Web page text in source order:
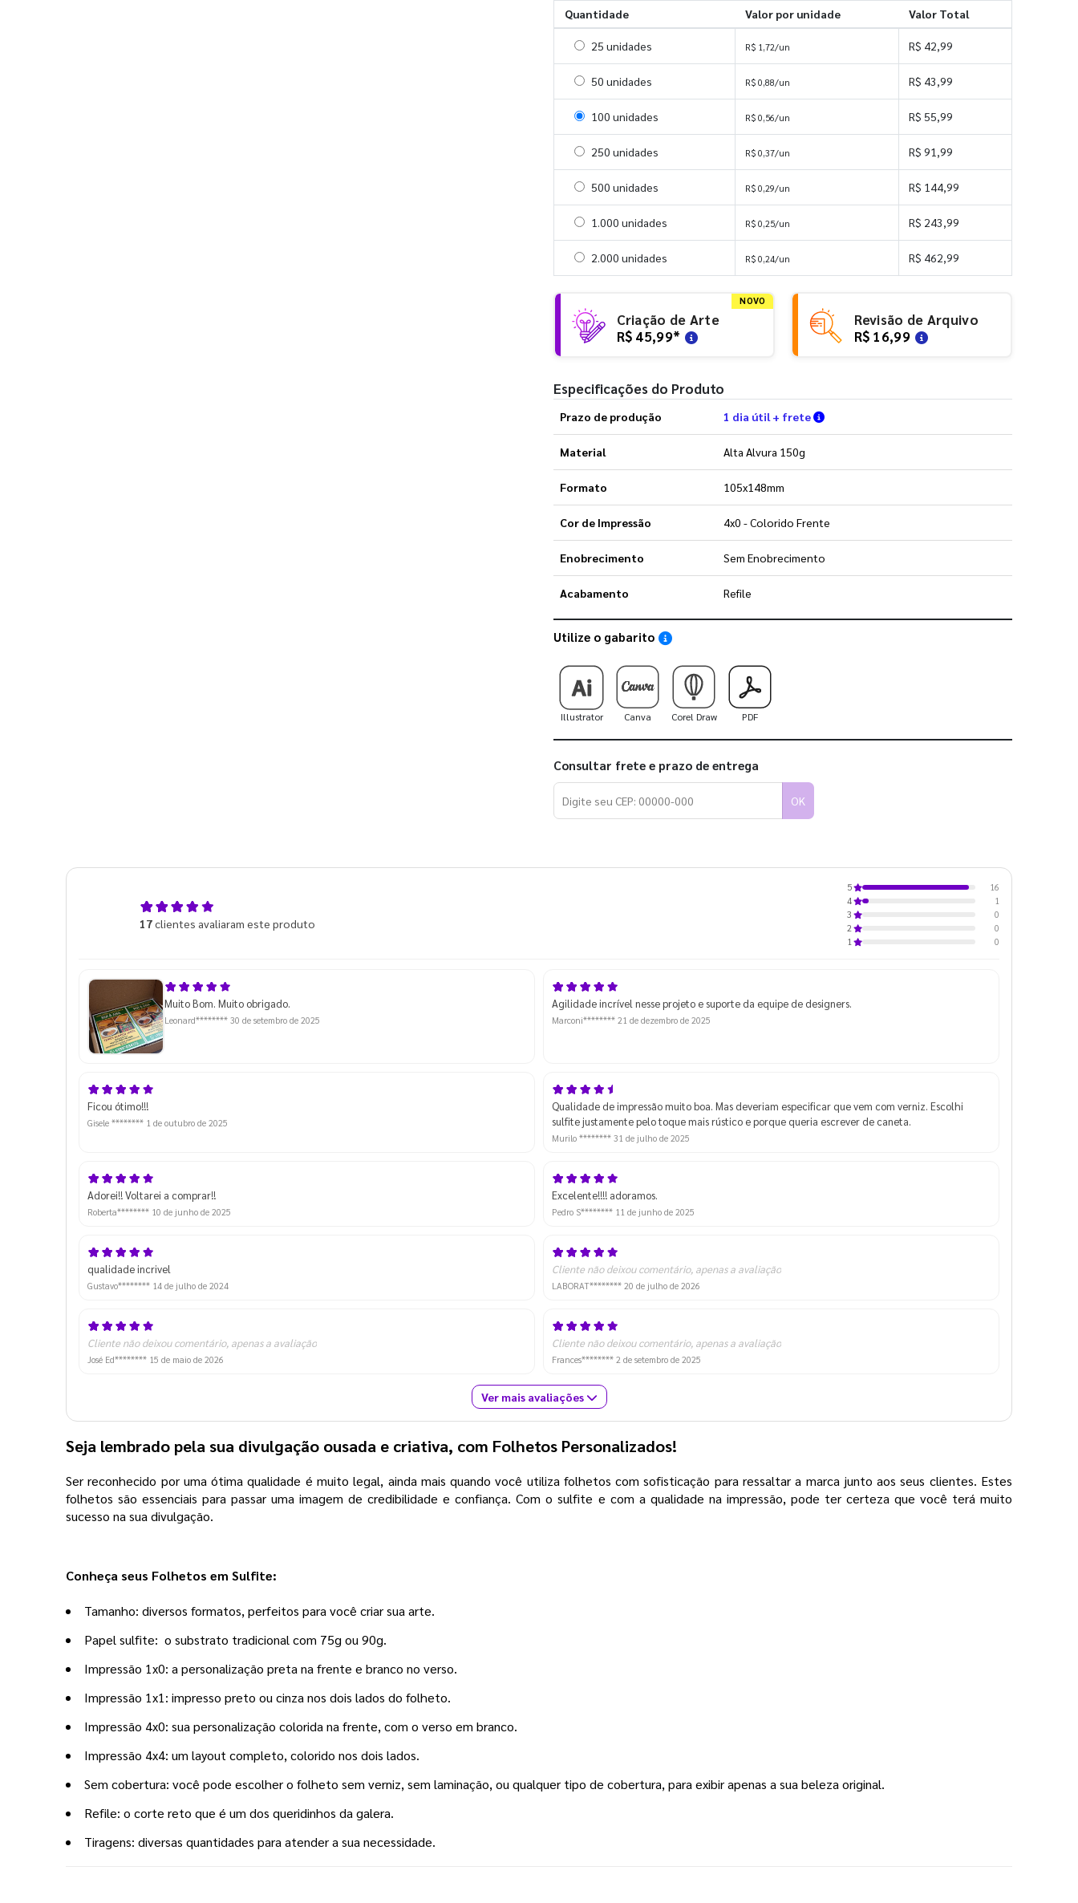
Quantidade
Valor por unidade Valor Total
Selecionar 25 unidades
25 unidades R$ 1,72/un R$ 42,99
Selecionar 50 unidades
50 unidades R$ 0,88/un R$ 43,99
Selecionar 100 unidades
100 unidades R$ 0,56/un R$ 55,99
Selecionar 250 unidades
250 unidades R$ 0,37/un R$ 91,99
Selecionar 500 unidades
500 unidades R$ 0,29/un R$ 144,99
Selecionar 1000 unidades
1.000 unidades R$ 0,25/un R$ 243,99
Selecionar 2000 unidades
2.000 unidades R$ 0,24/un R$ 462,99
NOVO
Criação de Arte
R$ 45,99*
Revisão de Arquivo
R$ 16,99
Especificações do Produto
Prazo de produção 1 dia útil + frete Verifique as condições de entrega
Material Alta Alvura 150g
Formato 105x148mm
Cor de Impressão 4x0 - Colorido Frente
Enobrecimento Sem Enobrecimento
Acabamento Refile
Utilize o gabarito Saiba como utilizar os nossos gabaritos
Illustrator Canva Corel Draw PDF
Consultar frete e prazo de entrega
OK
17clientes avaliaram este produto
5
16
4
1
3
0
2
0
1
0
Muito Bom. Muito obrigado.
Leonard******** 30 de setembro de 2025
Agilidade incrível nesse projeto e suporte da equipe de designers.
Marconi******** 21 de dezembro de 2025
Ficou ótimo!!!
Gisele ******** 1 de outubro de 2025
Qualidade de impressão muito boa. Mas deveriam especificar que vem com verniz. Escolhi
sulfite justamente pelo toque mais rústico e porque queria escrever de caneta.
Murilo ******** 31 de julho de 2025
Adorei!! Voltarei a comprar!!
Roberta******** 10 de junho de 2025
Excelente!!!! adoramos.
Pedro S******** 11 de junho de 2025
qualidade incrivel
Gustavo******** 14 de julho de 2024
Cliente não deixou comentário, apenas a avaliação
LABORAT******** 20 de julho de 2026
Cliente não deixou comentário, apenas a avaliação
José Ed******** 15 de maio de 2026
Cliente não deixou comentário, apenas a avaliação
Frances******** 2 de setembro de 2025
Ver mais avaliações
Seja lembrado pela sua divulgação ousada e criativa, com Folhetos Personalizados!
Ser reconhecido por uma ótima qualidade é muito legal, ainda mais quando você utiliza folhetos com sofisticação para ressaltar a marca junto aos seus clientes. Estes
folhetos são essenciais para passar uma imagem de credibilidade e confiança. Com o sulfite e com a qualidade na impressão, pode ter certeza que você terá muito
sucesso na sua divulgação.
Conheça seus Folhetos em Sulfite:
Tamanho: diversos formatos, perfeitos para você criar sua arte.
Papel sulfite: o substrato tradicional com 75g ou 90g.
Impressão 1x0: a personalização preta na frente e branco no verso.
Impressão 1x1: impresso preto ou cinza nos dois lados do folheto.
Impressão 4x0: sua personalização colorida na frente, com o verso em branco.
Impressão 4x4: um layout completo, colorido nos dois lados.
Sem cobertura: você pode escolher o folheto sem verniz, sem laminação, ou qualquer tipo de cobertura, para exibir apenas a sua beleza original.
Refile: o corte reto que é um dos queridinhos da galera.
Tiragens: diversas quantidades para atender a sua necessidade.